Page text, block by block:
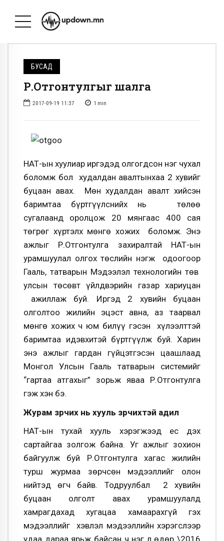
БУСАД
Р.Отгонтулгыг шалга
2017-09-19 11:37 1 min
НӨАТ-ын хуулиар иргэдэд олгогдсон нэг чухал
боломж бол худалдан авалтынхаа 2 хувийг
буцаан авах. Мөн худалдан авалт хийсэн
баримтаа бүртгүүлснийх нь төлөө
сугалаанд оролцож 20 мянгаас 400 сая
төгрөг хүртэлх мөнгө хожих боломж. Энэ
ажлыг Р.Отгонтулга захиралтай НӨАТ-ын
урамшуулал олгох төслийн нэгж одоогоор
Гааль, татварын Мэдээлэл технологийн төв
улсын төсөвт үйлдвэрийн газар хариуцан
ажиллаж буй. Иргэд 2 хувийн буцаан
олголтоо жилийн эцэст авна, аз таарвал
мөнгө хожих ч юм билүү гэсэн хүлээлттэй
баримтаа идэвхитэй бүртгүүлж буй. Харин
энэ ажлыг гардан гүйцэтгэсэн цаашлаад
Монгол Улсын Гааль татварын системийг
“гартаа атгахыг” зорьж яваа Р.Отгонтулга
гэж хэн бэ.
Журам зөрчих нь хууль зөрчихтэй адил
НӨАТ-ын тухай хууль хэрэгжээд ес дэх
сартайгаа золгож байна. Уг ажлыг зохион
байгуулж буй Р.Отгонтулга хагас жилийн
турш журмаа зөрчсөн мэдээллийг олон
нийтэд өгч байв. Тодруулбал 2 хувийн
буцаан олголт авах урамшуулалд
хамрагдахад хугацаа хамаарахгүй гэх
мэдээллийг хэвлэл мэдээллийн хэрэгслээр